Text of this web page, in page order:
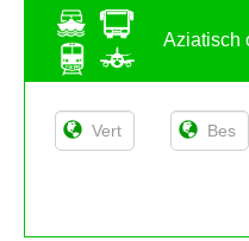
Aziatisch